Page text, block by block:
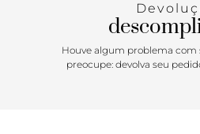
Acompanha bag charm em
preso à bolsa por tira fina.
Houve algum problema com
preocupe: devolva seu